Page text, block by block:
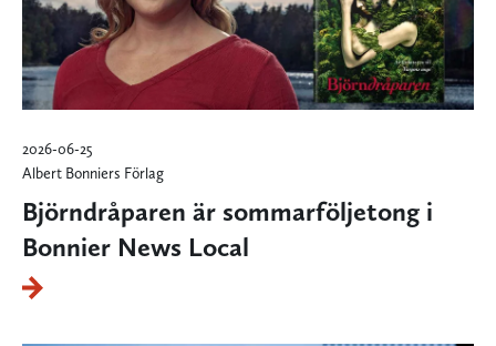
2026-06-25
Albert Bonniers Förlag
Björndråparen är sommarföljetong i
Bonnier News Local